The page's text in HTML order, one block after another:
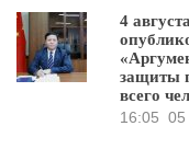
4
защиты
всего
16:05 05